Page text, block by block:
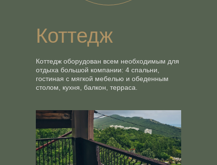
Коттедж
Коттедж оборудован всем необходимым для
отдыха большой компании: 4 спальни,
гостиная с мягкой мебелью и обеденным
столом, кухня, балкон, терраса.